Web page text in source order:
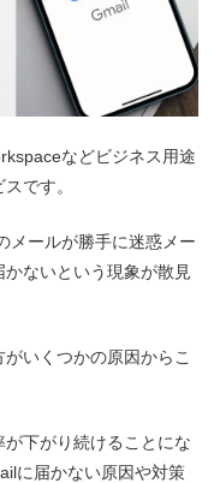
などビジネス用途
です。
メールが勝手に迷惑メー
ないという現象が散見
いくつかの原因からこ
下がり続けることにな
に届かない原因や対策